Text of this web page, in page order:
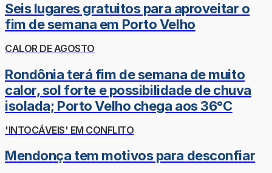
Seis lugares gratuitos para aproveitar o
fim de semana em Porto Velho
CALOR DE AGOSTO
Rondônia terá fim de semana de muito
calor, sol forte e possibilidade de chuva
isolada; Porto Velho chega aos 36°C
'INTOCÁVEIS' EM CONFLITO
Mendonça tem motivos para desconfiar